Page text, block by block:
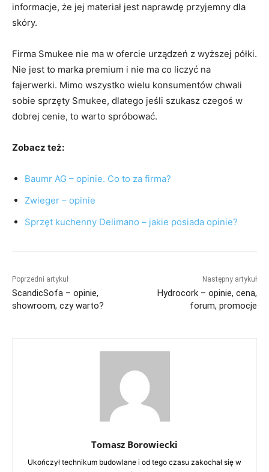
informacje, że jej materiał jest naprawdę przyjemny dla
skóry.
Firma Smukee nie ma w ofercie urządzeń z wyższej półki.
Nie jest to marka premium i nie ma co liczyć na
fajerwerki. Mimo wszystko wielu konsumentów chwali
sobie sprzęty Smukee, dlatego jeśli szukasz czegoś w
dobrej cenie, to warto spróbować.
Zobacz też:
Baumr AG – opinie. Co to za firma?
Zwieger – opinie
Sprzęt kuchenny Delimano – jakie posiada opinie?
Poprzedni artykuł
ScandicSofa – opinie,
showroom, czy warto?
Następny artykuł
Hydrocork – opinie, cena,
forum, promocje
Tomasz Borowiecki
Ukończył technikum budowlane i od tego czasu zakochał się w